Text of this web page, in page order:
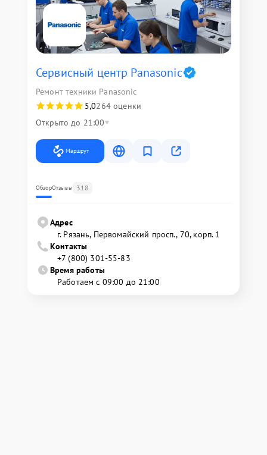
Сервисный центр Panasonic
Ремонт техники Panasonic
5,0264 оценки
Открыто до 21:00
Маршрут
ОбзорОтзывы 318
Адрес
г. Рязань, Первомайский просп., 70, корп. 1
Контакты
+7 (800) 301-55-83
Время работы
Работаем с 09:00 до 21:00